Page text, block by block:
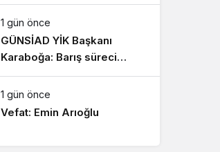
1 gün önce
GÜNSİAD YİK Başkanı
Karaboğa: Barış süreci
ekonomik kazanımların
artmasını sağlayacak!
1 gün önce
Vefat: Emin Arıoğlu